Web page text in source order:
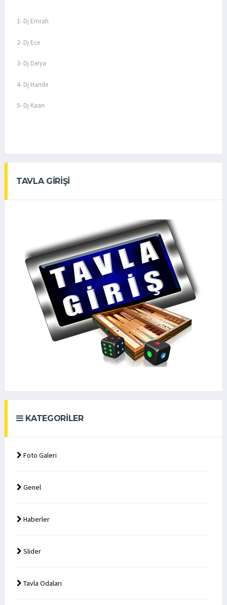
1- Dj Emrah
2- Dj Ece
3- Dj Derya
4- Dj Hande
5- Dj Kaan
TAVLA GİRİŞİ
KATEGORILER
Foto Galeri
Genel
Haberler
Slider
Tavla Odaları